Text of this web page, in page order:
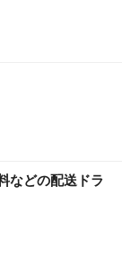
などの配送ドラ